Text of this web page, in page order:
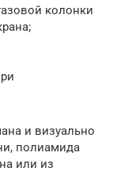
колонки
и визуально
полиамида
или из